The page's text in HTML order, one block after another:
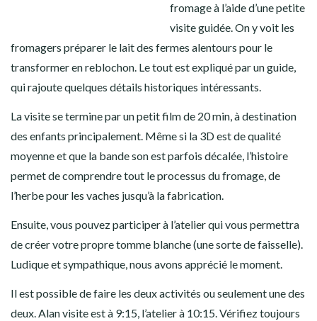
fromage à l’aide d’une petite
visite guidée. On y voit les
fromagers préparer le lait des fermes alentours pour le
transformer en reblochon. Le tout est expliqué par un guide,
qui rajoute quelques détails historiques intéressants.
La visite se termine par un petit film de 20 min, à destination
des enfants principalement. Même si la 3D est de qualité
moyenne et que la bande son est parfois décalée, l’histoire
permet de comprendre tout le processus du fromage, de
l’herbe pour les vaches jusqu’à la fabrication.
Ensuite, vous pouvez participer à l’atelier qui vous permettra
de créer votre propre tomme blanche (une sorte de faisselle).
Ludique et sympathique, nous avons apprécié le moment.
Il est possible de faire les deux activités ou seulement une des
deux. Alan visite est à 9:15, l’atelier à 10:15. Vérifiez toujours